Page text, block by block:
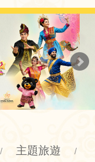
/ 主題旅遊 /